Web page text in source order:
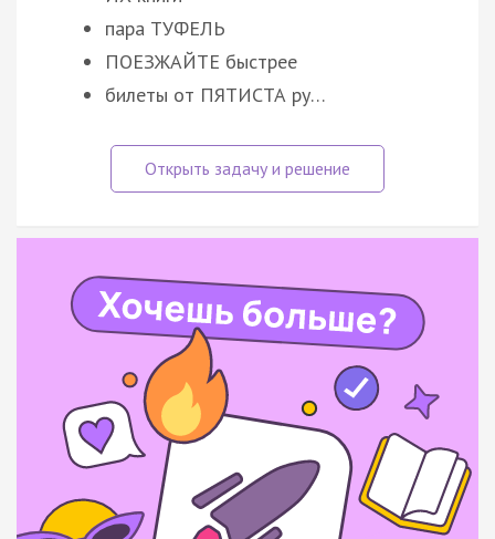
пара ТУФЕЛЬ
ПОЕЗЖАЙТЕ быстрее
билеты от ПЯТИСТА ру…